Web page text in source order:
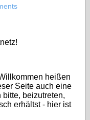
heißen
Seite auch eine
beizutreten,
erhältst - hier ist